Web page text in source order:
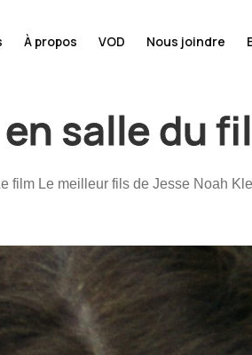
À propos VOD Nous joindre
salle du
film Le meilleur fils de Jesse Noah